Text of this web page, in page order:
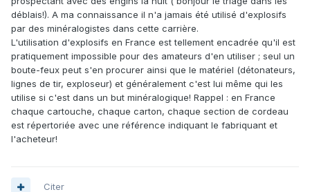
déblais!). A ma connaissance il n'a jamais été utilisé d'explosifs
par des minéralogistes dans cette carrière.
L'utilisation d'explosifs en France est tellement encadrée qu'il est
pratiquement impossible pour des amateurs d'en utiliser ; seul un
boute-feux peut s'en procurer ainsi que le matériel (détonateurs,
lignes de tir, exploseur) et généralement c'est lui même qui les
utilise si c'est dans un but minéralogique! Rappel : en France
chaque cartouche, chaque carton, chaque section de cordeau
est répertoriée avec une référence indiquant le fabriquant et
l'acheteur!
Citer